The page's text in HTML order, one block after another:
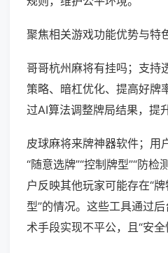
聚焦相关游戏功能优势与特
哥哥杭州麻将有挂吗；支持
策略、暗杠优化、提高好牌
过AI算法调整牌局结果，提
皮球麻将来牌神器软件；用
“随意选牌”“控制牌型”“防检
户反映其他玩家可能存在“
型”的情况。这些工具通过
术手段实现不平公，且“安全